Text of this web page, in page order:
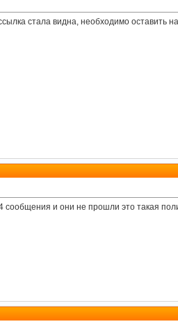
стала видна, необходимо
сообщения и они не прошли это такая